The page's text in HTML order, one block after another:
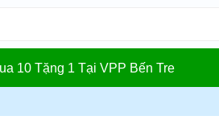
10 Tặng 1 Tại VPP Bến Tre